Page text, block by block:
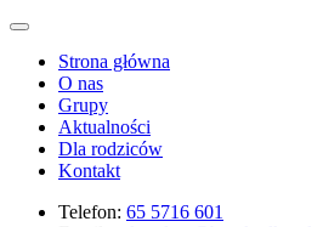
Strona główna
O nas
Grupy
Aktualności
Dla rodziców
Kontakt
Telefon: 65 5716 601